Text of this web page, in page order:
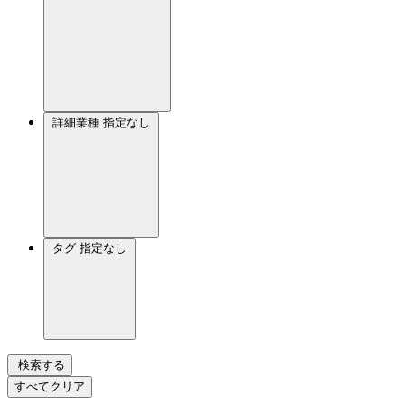
詳細業種 指定なし
タグ 指定なし
検索する
すべてクリア